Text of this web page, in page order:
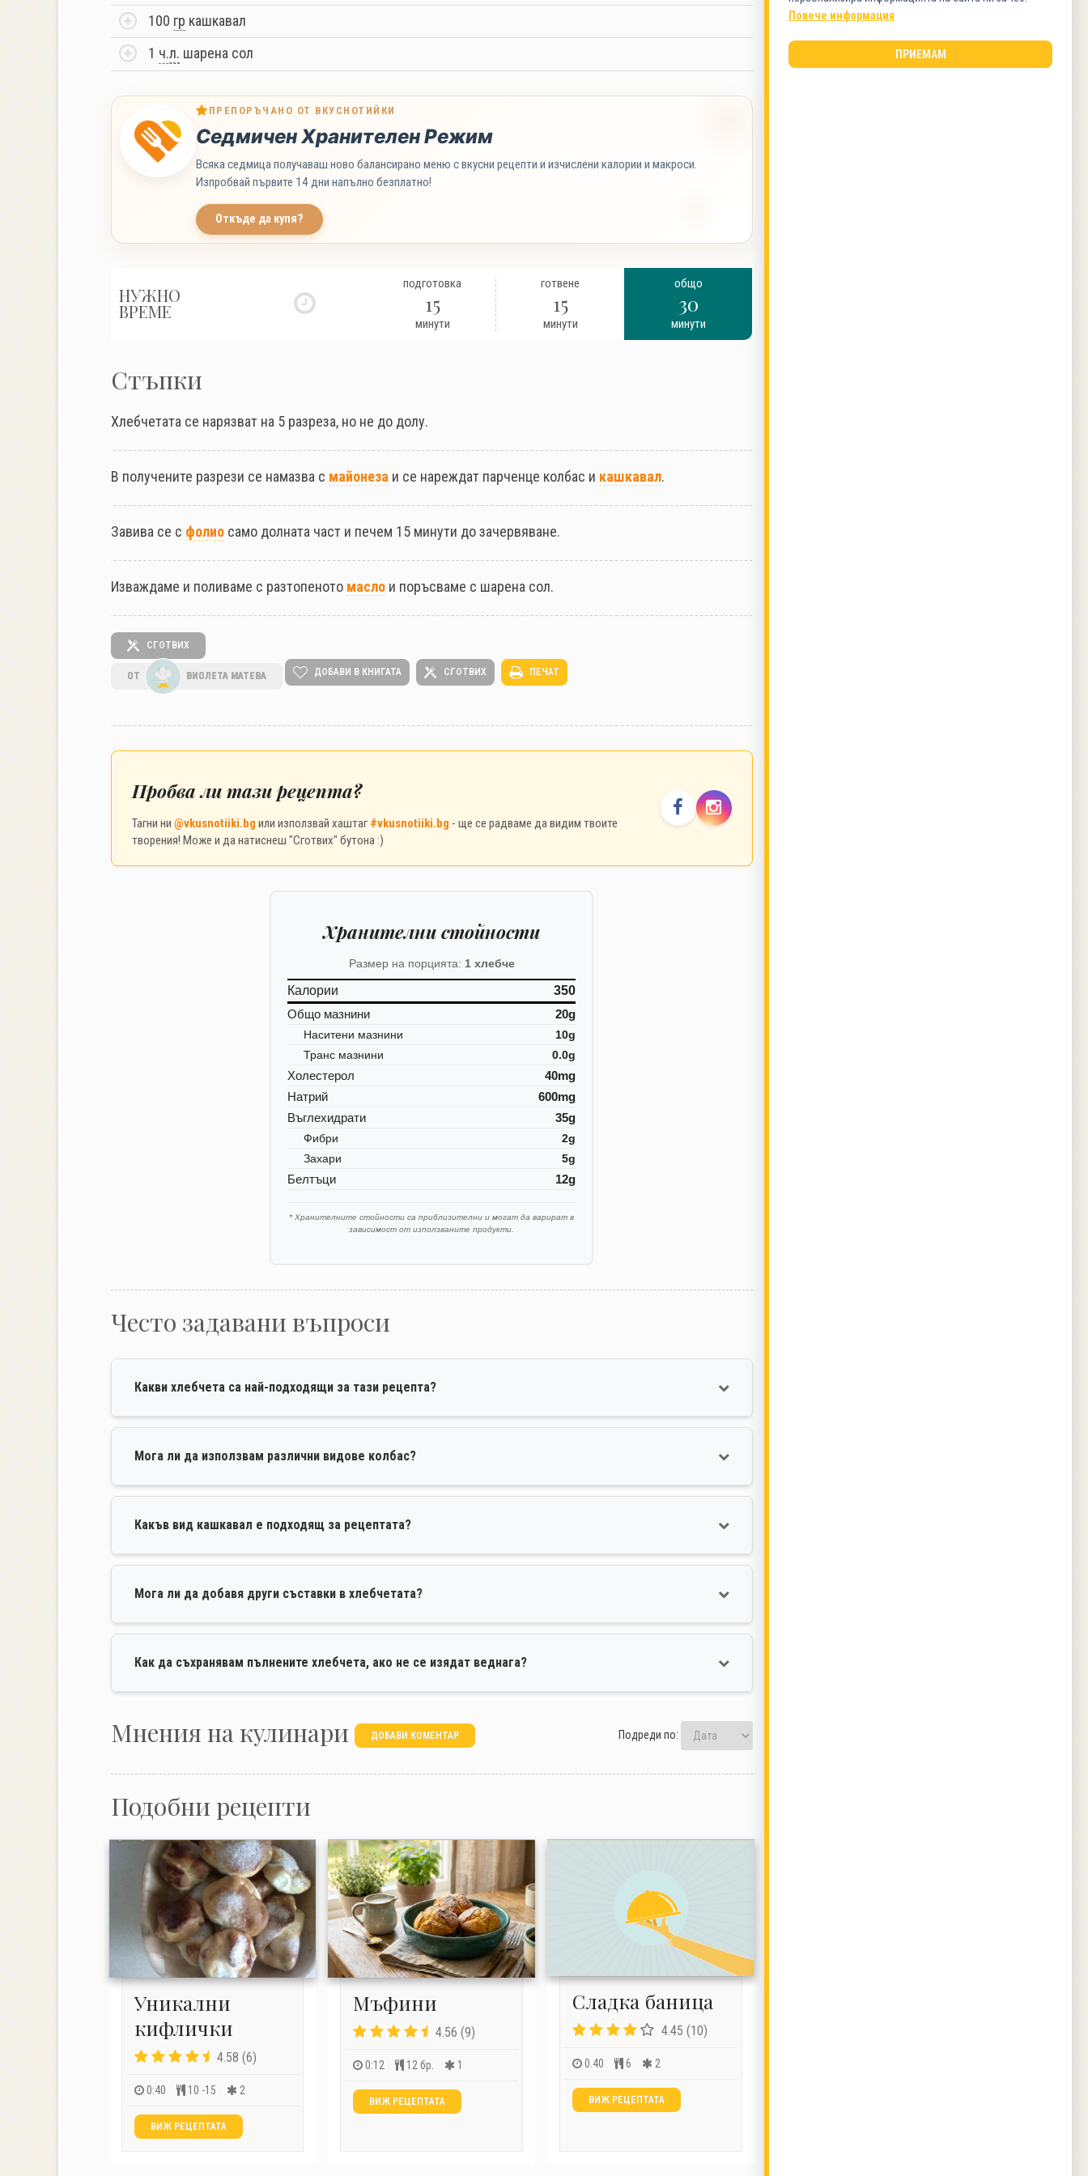
100 гр кашкавал
1 ч.л. шарена сол
ПРЕПОРЪЧАНО ОТ ВКУСНОТИЙКИ
Седмичен Хранителен Режим
Всяка седмица получаваш ново балансирано меню с вкусни рецепти и изчислени калории и макроси.
Изпробвай първите 14 дни напълно безплатно!
Откъде да купя?
НУЖНО
ВРЕМЕ
подготовка
15
минути
готвене
15
минути
общо
30
минути
Стъпки
Хлебчетата се нарязват на 5 разреза, но не до долу.
В получените разрези се намазва с майонеза и се нареждат парченце колбас и кашкавал.
Завива се с фолио само долната част и печем 15 минути до зачервяване.
Изваждаме и поливаме с разтопеното масло и поръсваме с шарена сол.
СГОТВИХ
ОТ ВИОЛЕТА МАТЕВА ДОБАВИ В КНИГАТА СГОТВИХ ПЕЧАТ
Пробва ли тази рецепта?
Тагни ни @vkusnotiiki.bg или използвай хаштаг #vkusnotiiki.bg - ще се радваме да видим твоите
творения! Може и да натиснеш "Сготвих" бутона :)
Хранителни стойности
Размер на порцията: 1 хлебче
Калории
350
Общо мазнини
20g
Наситени мазнини
10g
Транс мазнини
0.0g
Холестерол
40mg
Натрий
600mg
Въглехидрати
35g
Фибри
2g
Захари
5g
Белтъци 12g
* Хранителните стойности са приблизителни и могат да варират в
зависимост от използваните продукти.
Често задавани въпроси
Какви хлебчета са най-подходящи за тази рецепта?
Мога ли да използвам различни видове колбас?
Какъв вид кашкавал е подходящ за рецептата?
Мога ли да добавя други съставки в хлебчетата?
Как да съхранявам пълнените хлебчета, ако не се изядат веднага?
Mнения на кулинари ДОБАВИ КОМЕНТАР Подреди по:
Подобни рецепти
Уникални
кифлички
4.58 (6)
0:40 10 -15 2
ВИЖ РЕЦЕПТАТА
Мъфини
4.56 (9)
0:12 12 бр. 1
ВИЖ РЕЦЕПТАТА
Сладка баница
4.45 (10)
0.40 6 2
ВИЖ РЕЦЕПТАТА
Тестени изделия
Повече информация
ПРИЕМАМ